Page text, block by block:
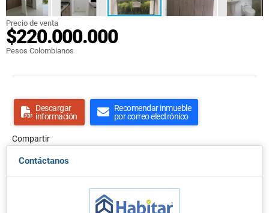
Precio de venta
$220.000.000
Pesos Colombianos
Descargar
información
Recomendar inmueble
por correo electrónico
Compartir
Contáctanos